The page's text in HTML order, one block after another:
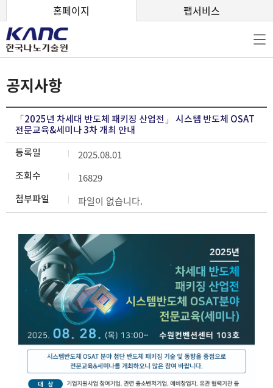
홈페이지 팹서비스
공지사항
「2025년 차세대 반도체 패키징 산업전」 시스템 반도체 OSAT
전문교육&세미나 3차 개최 안내
등록일 2025.08.01
조회수 16829
첨부파일 파일이 없습니다.